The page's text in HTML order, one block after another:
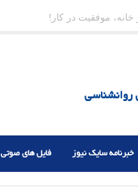
می‌کنیم ولی شکست می‌خوریم؟
روانشناسی
خبرنامه سایک نیوز فایل های صوتی